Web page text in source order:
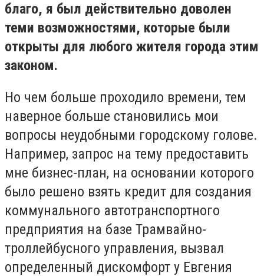
благо, я был действительно доволен
теми возможностями, которые были
открыты для любого жителя города этим
законом.
Но чем больше проходило времени, тем
наверное больше становились мои
вопросы неудобными городскому голове.
Например, запрос на тему предоставить
мне бизнес-план, на основании которого
было решено взять кредит для создания
коммунального автотранспортного
предприятия на базе Трамвайно-
троллейбусного управления, вызвал
определенный дискомфорт у Евгения